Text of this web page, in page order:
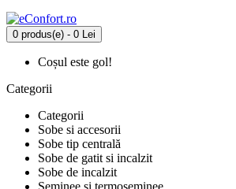
0 produs(e) - 0 Lei
Coșul este gol!
Categorii
Categorii
Sobe si accesorii
Sobe tip centrală
Sobe de gatit si incalzit
Sobe de incalzit